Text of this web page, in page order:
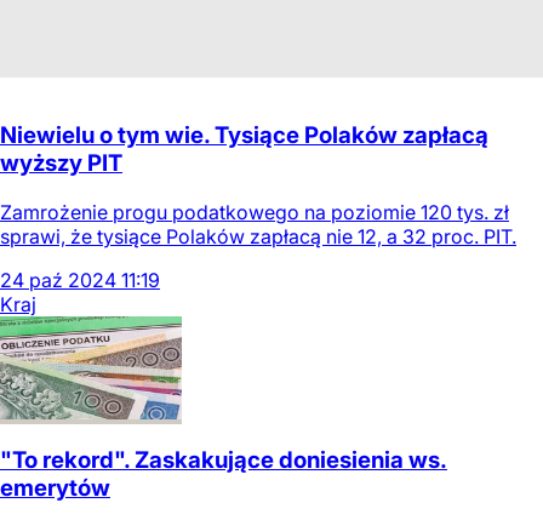
Niewielu o tym wie. Tysiące Polaków zapłacą
wyższy PIT
Zamrożenie progu podatkowego na poziomie 120 tys. zł
sprawi, że tysiące Polaków zapłacą nie 12, a 32 proc. PIT.
24 paź 2024 11:19
Kraj
"To rekord". Zaskakujące doniesienia ws.
emerytów